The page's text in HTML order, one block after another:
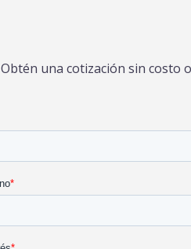
Obtén una cotización sin costo